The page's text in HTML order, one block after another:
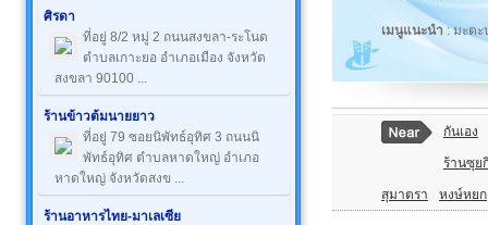
ศิรดา
ที่อยู่ 8/2 หมู่ 2 ถนนสงขลา-ระโนด
ตำบลเกาะยอ อำเภอเมือง จังหวัด
สงขลา 90100 ...
ร้านข้าวต้มนายยาว
ที่อยู่ 79 ซอยนิพัทธ์อุทิศ 3 ถนนนิ
พัทธ์อุทิศ ตำบลหาดใหญ่ อำเภอ
หาดใหญ่ จังหวัดสงข ...
ร้านอาหารไทย-มาเลเซีย
เมนูแนะนำ: มะตะ
กันเอง
ร้านซุย
สุมาตรา หงษ์หยก